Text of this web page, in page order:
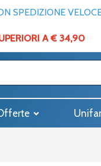
SPEDIZIONE
A € 34,90